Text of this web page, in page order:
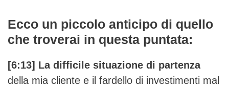
Ecco un piccolo anticipo di quello
che troverai in questa puntata:
[6:13] La difficile situazione di partenza
della mia cliente e il fardello di investimenti mal